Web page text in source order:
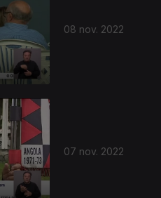
08 nov. 2022
07 nov. 2022